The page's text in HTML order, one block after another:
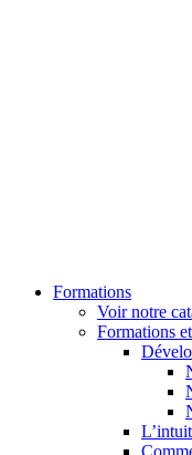
Formations
Voir notre
Formations